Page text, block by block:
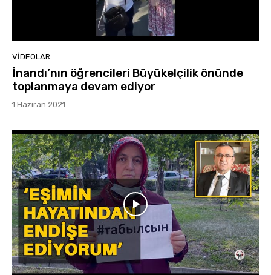
VIDEOLAR
İnandı’nın öğrencileri Büyükelçilik önünde
toplanmaya devam ediyor
1 Haziran 2021